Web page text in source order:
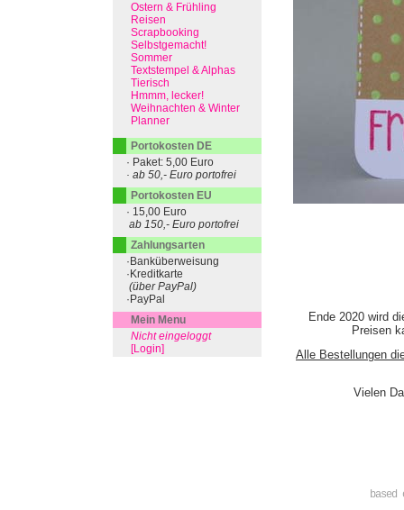
Ende 2020 wird
Preisen
Alle Bestellungen
Vielen
Ostern & Frühling
Reisen
Scrapbooking
Selbstgemacht!
Sommer
Textstempel & Alphas
Tierisch
Hmmm, lecker!
Weihnachten & Winter
Planner
Portokosten DE
· Paket: 5,00 Euro
· ab 50,- Euro portofrei
Portokosten EU
· 15,00 Euro
ab 150,- Euro portofrei
Zahlungsarten
·Banküberweisung
·Kreditkarte
(über PayPal)
·PayPal
Mein Menu
Nicht eingeloggt
[Login]